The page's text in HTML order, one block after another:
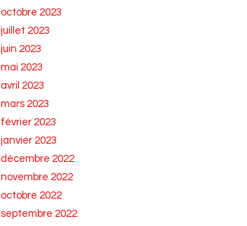
octobre 2023
juillet 2023
juin 2023
mai 2023
avril 2023
mars 2023
février 2023
janvier 2023
décembre 2022
novembre 2022
octobre 2022
septembre 2022